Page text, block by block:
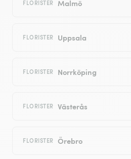
FLORISTER Malmö
FLORISTER Uppsala
FLORISTER Norrköping
FLORISTER Västerås
FLORISTER Örebro